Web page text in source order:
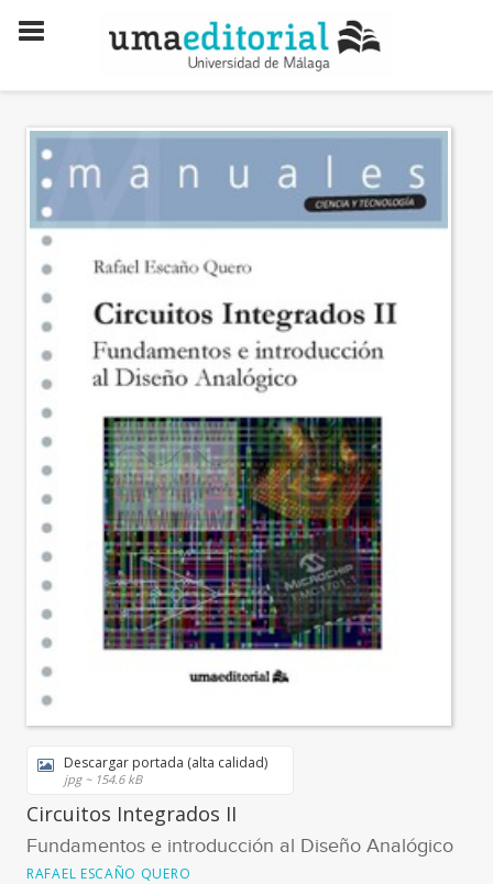
Descargar portada (alta calidad)
jpg ~ 154.6 kB
Circuitos Integrados II
Fundamentos e introducción al Diseño Analógico
RAFAEL ESCAÑO QUERO